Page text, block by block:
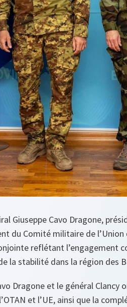
Giuseppe Cavo Dragone,
du Comité militaire de
reflétant l’engagement
la stabilité dans la région des
Dragone et le général
et l’UE, ainsi que la